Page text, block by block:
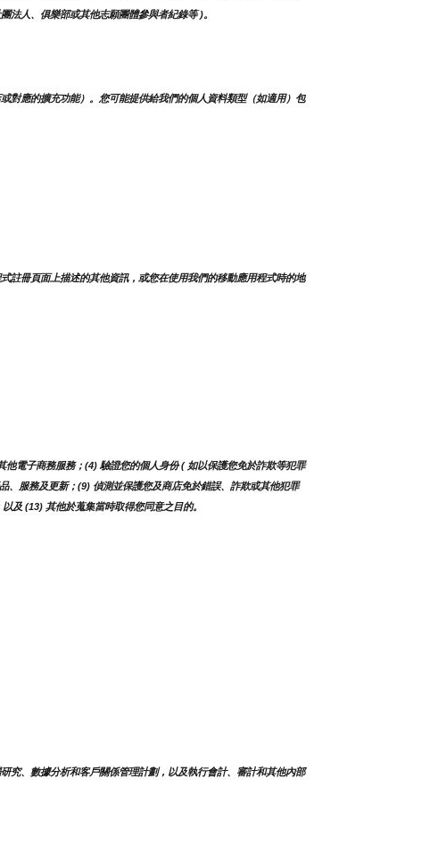
法人、俱樂部或其他志願團體參與者紀錄等 )。
對應的擴充功能）。您可能提供給我們的個人資料類型（如適用）包
註冊頁面上描述的其他資訊，或您在使用我們的移動應用程式時的地
電子商務服務；(4) 驗證您的個人身份 ( 如以保護您免於詐欺等犯罪
服務及更新；(9) 偵測並保護您及商店免於錯誤、詐欺或其他犯罪
及 (13) 其他於蒐集當時取得您同意之目的。
究、數據分析和客戶關係管理計劃，以及執行會計、審計和其他內部